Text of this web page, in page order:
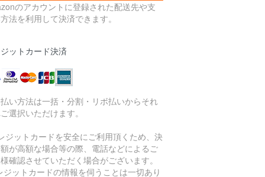
のアカウントに登録された配送先や支
法を利用して決済できます。
ットカード決済
い方法は一括・分割・リボ払いからそれ
選択いただけます。
ジットカードを安全にご利用頂くため、決
が高額な場合等の際、電話などによるご
確認させていただく場合がございます。
ジットカードの情報を伺うことは一切あり